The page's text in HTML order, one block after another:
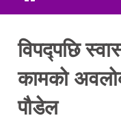
विपद्पछि
कामको
पौडेल